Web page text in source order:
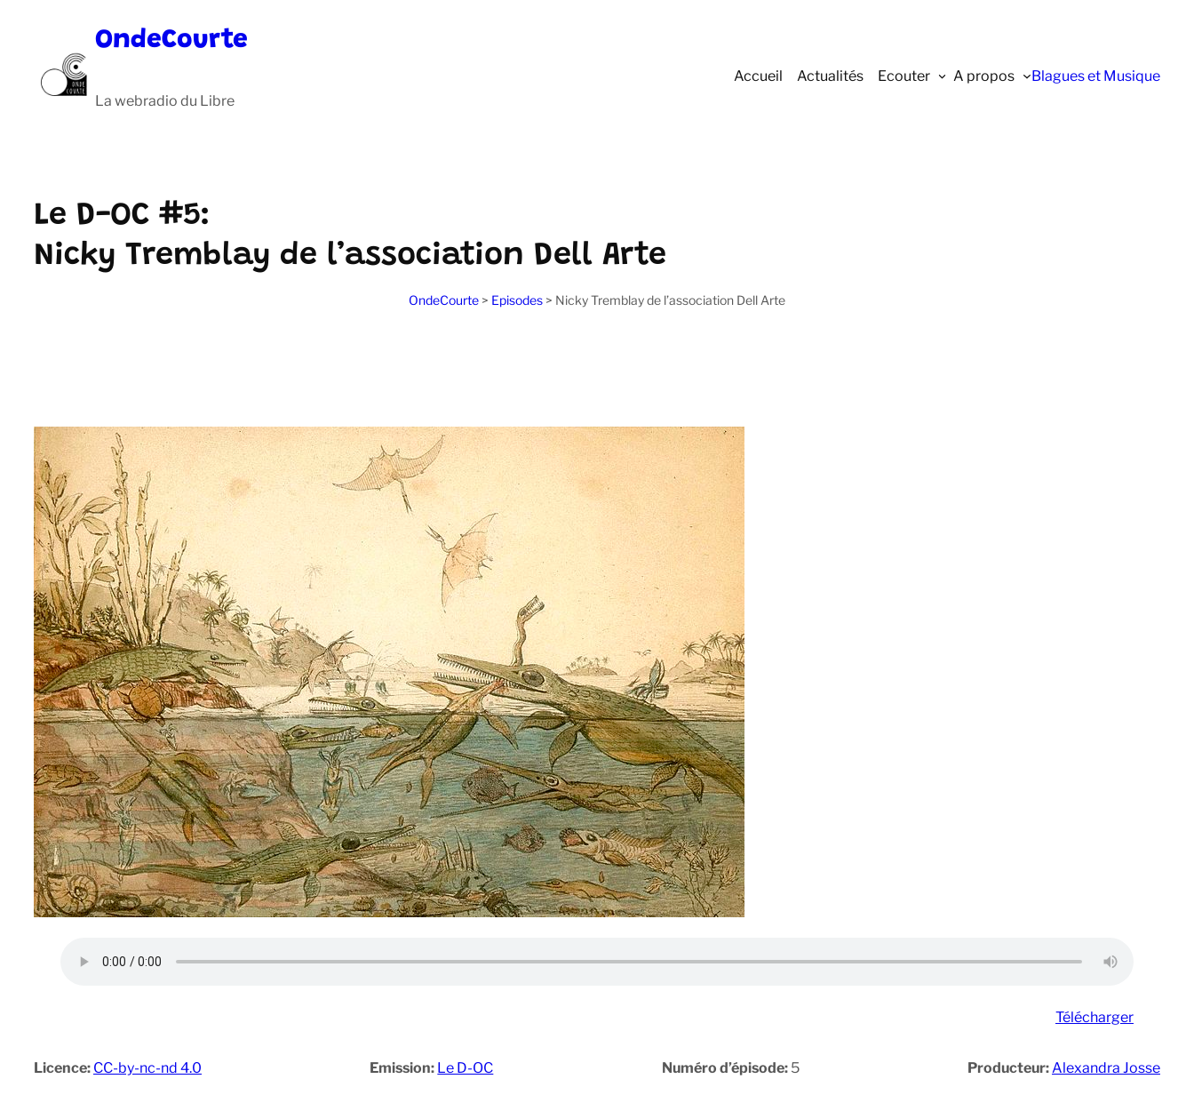
OndeCourte
La webradio du Libre
Accueil Actualités Ecouter A propos Blagues et Musique
Le D-OC #5:
Nicky Tremblay de l’association Dell Arte
OndeCourte > Episodes > Nicky Tremblay de l’association Dell Arte
Télécharger
Licence: CC-by-nc-nd 4.0 Emission: Le D-OC Numéro d’épisode: 5 Producteur:Alexandra Josse